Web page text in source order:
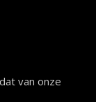
van onze